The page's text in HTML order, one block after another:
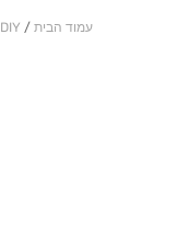
עמוד הבית / DIY, אומנות ויצירה